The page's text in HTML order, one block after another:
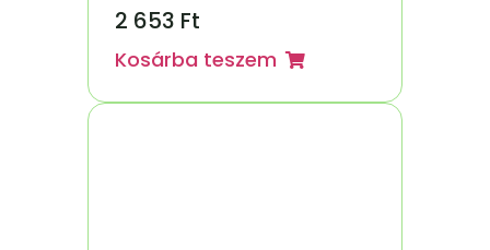
2 653 Ft
Kosárba teszem